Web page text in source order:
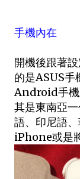
手機內在
開機後跟著
的是ASUS手
Android手機
其是東南亞
語、印尼語
iPhone或是